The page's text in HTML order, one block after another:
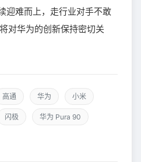
迎难而上，走行业对手不敢
对华为的创新保持密切关
高通 华为 小米
闪极 华为 Pura 90